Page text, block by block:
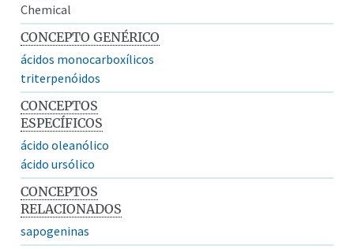
Chemical
CONCEPTO GENÉRICO
ácidos monocarboxílicos
triterpenóidos
CONCEPTOS
ESPECÍFICOS
ácido oleanólico
ácido ursólico
CONCEPTOS
RELACIONADOS
sapogeninas